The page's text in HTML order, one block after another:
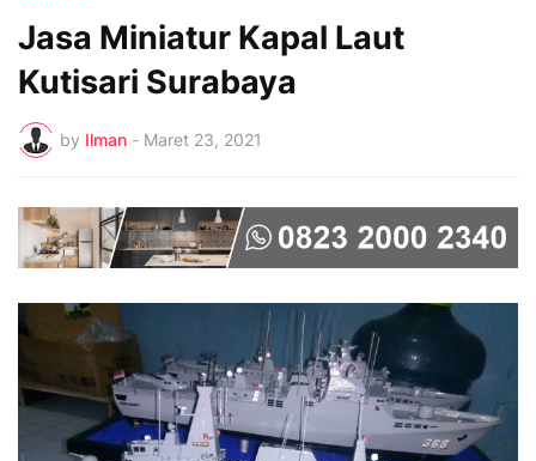
Jasa Miniatur Kapal Laut
Kutisari Surabaya
by Ilman - Maret 23, 2021